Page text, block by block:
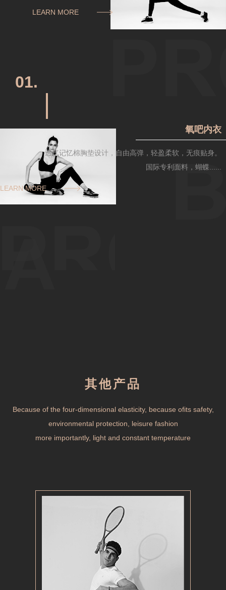
LEARN MORE
01.
氧吧内衣
透气记忆棉胸垫设计，自由高弹，轻盈柔软，无痕贴身。
国际专利面料，蝴蝶......
LEARN MORE
其他产品
Because of the four-dimensional elasticity, because ofits safety,
environmental protection, leisure fashion
more importantly, light and constant temperature